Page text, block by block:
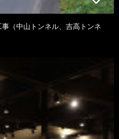
（中山トンネル、吉高トンネ